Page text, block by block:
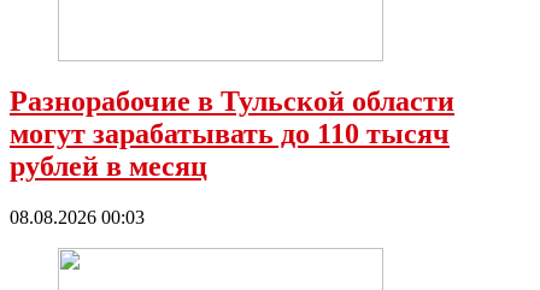
Разнорабочие в Тульской области
могут зарабатывать до 110 тысяч
рублей в месяц
08.08.2026 00:03